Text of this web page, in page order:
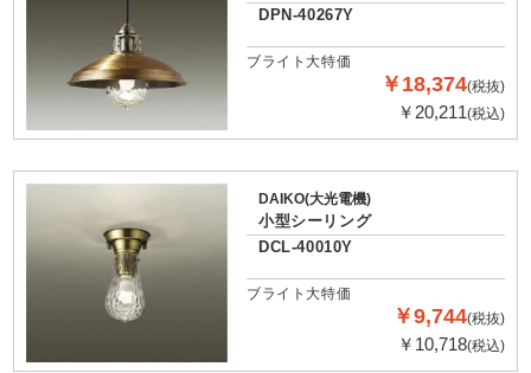
DPN-40267Y
ブライト大特価
￥18,374(税抜)
￥20,211(税込)
DAIKO(大光電機)
小型シーリング
DCL-40010Y
ブライト大特価
￥9,744(税抜)
￥10,718(税込)